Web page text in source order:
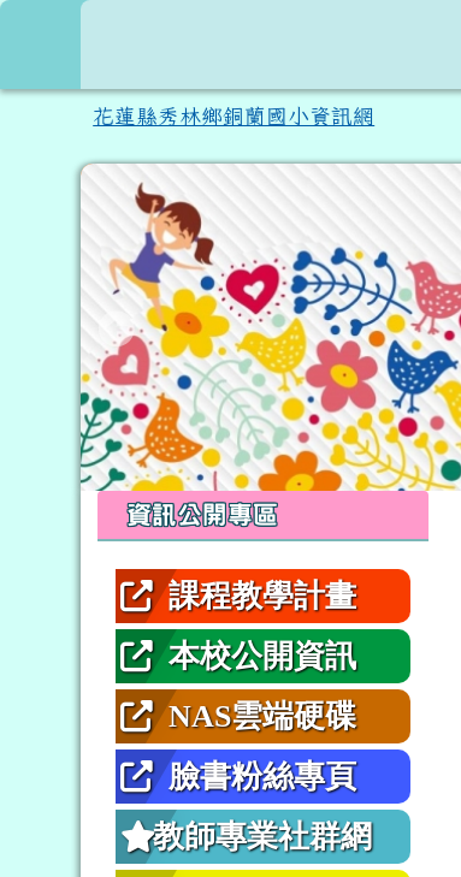
跳至主內容區
花蓮縣秀林鄉銅蘭國小資訊網
左邊區域內容
資訊公開專區
課程教學計畫
本校公開資訊
NAS雲端硬碟
臉書粉絲專頁
教師專業社群網
頁尾區域